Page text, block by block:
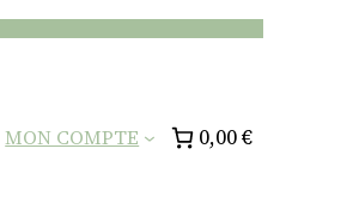
MON COMPTE 0,00 €